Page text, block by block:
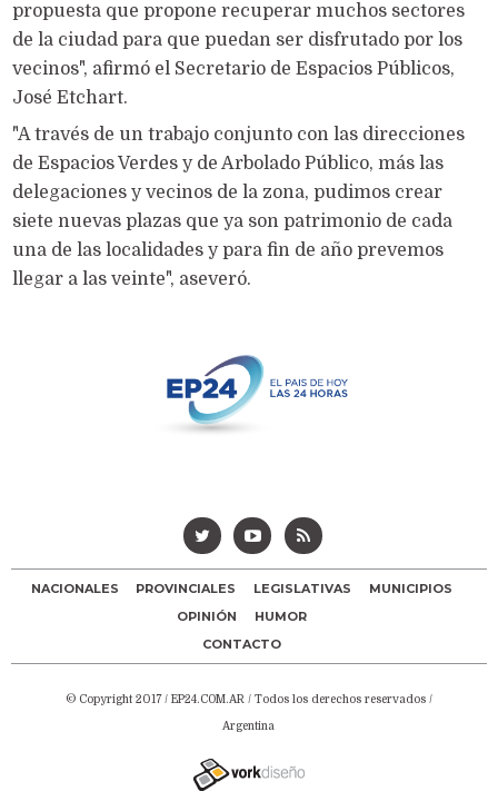
propuesta que propone recuperar muchos sectores
de la ciudad para que puedan ser disfrutado por los
vecinos", afirmó el Secretario de Espacios Públicos,
José Etchart.
"A través de un trabajo conjunto con las direcciones
de Espacios Verdes y de Arbolado Público, más las
delegaciones y vecinos de la zona, pudimos crear
siete nuevas plazas que ya son patrimonio de cada
una de las localidades y para fin de año prevemos
llegar a las veinte", aseveró.
NACIONALES PROVINCIALES LEGISLATIVAS
MUNICIPIOS
OPINIÓN
HUMOR
CONTACTO
© Copyright 2017 / EP24.COM.AR / Todos los derechos reservados /
Argentina